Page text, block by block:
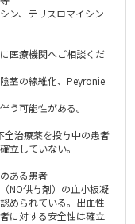
ン、テリスロマイシン
医療機関へご相談くだ
茎の線維化、Peyronie
う可能性がある。
全治療薬を投与中の患者
立していない。
ある患者
NO供与剤）の血小板凝
められている。出血性
に対する安全性は確立